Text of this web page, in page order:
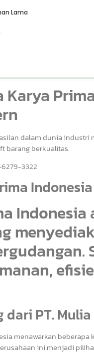
Lama
Karya
dalam dunia
barang berkualitas.
6279-3322
Indonesia
PT.
menawarkan
ini menjadi